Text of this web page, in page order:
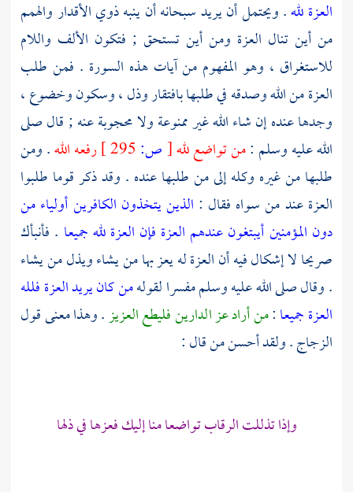
العزة لله. ويحتمل أن يريد سبحانه أن ينبه ذوي الأقدار والهمم
من أين تنال العزة ومن أين تستحق ; فتكون الألف واللام
للاستغراق ، وهو المفهوم من آيات هذه السورة . فمن طلب
العزة من الله وصدقه في طلبها بافتقار وذل ، وسكون وخضوع ،
وجدها عنده إن شاء الله غير ممنوعة ولا محجوبة عنه ; قال صلى
الله عليه وسلم :من تواضع لله[ص: رفعه الله. ومن
طلبها من غيره وكله إلى من طلبها عنده . وقد ذكر قوما طلبوا
العزة عند من سواه فقال : الذين يتخذون الكافرين أولياء من
دون المؤمنين أيبتغون عندهم العزة فإن العزة لله جميعا . فأنبأك
صريحا لا إشكال فيه أن العزة له يعز بها من يشاء ويذل من يشاء
. وقال صلى الله عليه وسلم مفسرا لقولهمن كان يريد العزة فلله
العزة جميعا:من أراد عز الدارين فليطع العزيز. وهذا معنى قول
الزجاج. ولقد أحسن من قال :
وإذا تذللت الرقاب تواضعا منا إليك فعزها في ذلها